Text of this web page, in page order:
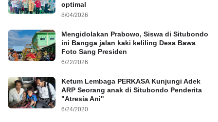
optimal
8/04/2026
Mengidolakan Prabowo, Siswa di Situbondo
ini Bangga jalan kaki keliling Desa Bawa
Foto Sang Presiden
6/22/2026
Ketum Lembaga PERKASA Kunjungi Adek
ARP Seorang anak di Situbondo Penderita
"Atresia Ani"
6/24/2020